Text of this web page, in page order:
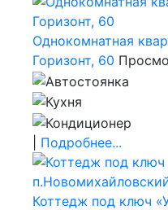
Однокомнатная
Горизонт, 60
Подробнее...
Коттедж под ключ